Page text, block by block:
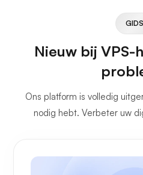
GIDS
Nieuw bij VPS-
Ons platform is volledig
nodig hebt. Verbeter uw